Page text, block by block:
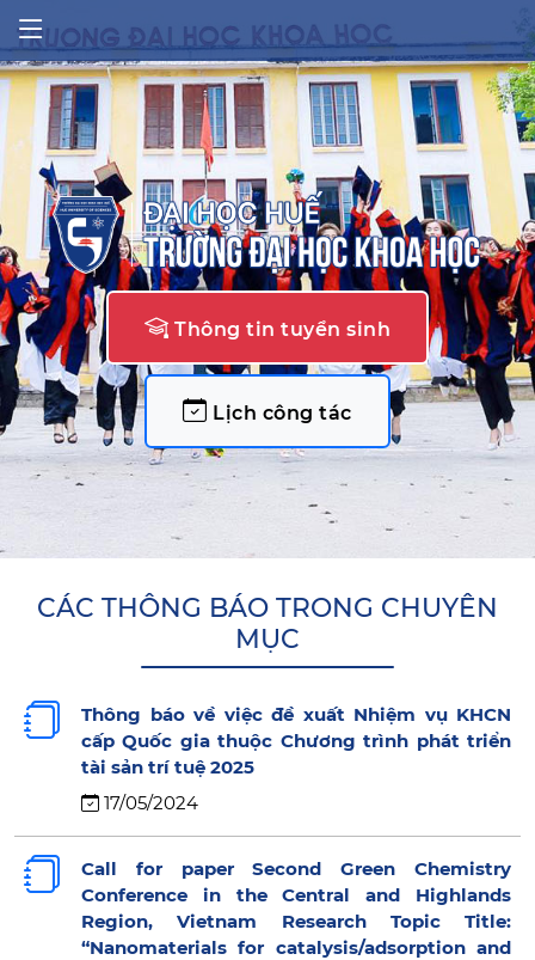
Thông tin tuyển sinh
Lịch công tác
CÁC THÔNG BÁO TRONG CHUYÊN
MỤC
Thông báo về việc đề xuất Nhiệm vụ KHCN
cấp Quốc gia thuộc Chương trình phát triển
tài sản trí tuệ 2025
17/05/2024
Call for paper Second Green Chemistry
Conference in the Central and Highlands
Region, Vietnam Research Topic Title:
“Nanomaterials for catalysis/adsorption and